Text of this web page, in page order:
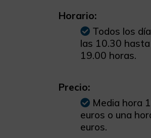
Horario:
Todos los
las 10.30
19.00 horas.
Precio:
Media hora
euros o una
euros.